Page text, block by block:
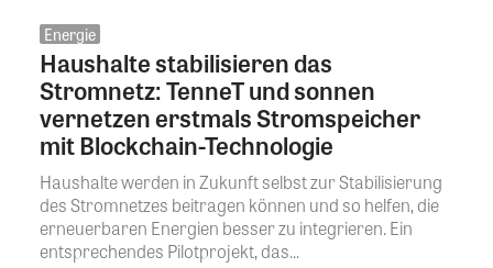
Energie
Haushalte stabilisieren das
Stromnetz: TenneT und sonnen
vernetzen erstmals Stromspeicher
mit Blockchain-Technologie
Haushalte werden in Zukunft selbst zur Stabilisierung
des Stromnetzes beitragen können und so helfen, die
erneuerbaren Energien besser zu integrieren. Ein
entsprechendes Pilotprojekt, das...